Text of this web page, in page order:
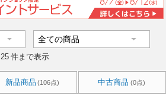
25 件まで表示
新品商品 (106点) 中古商品 (0点)